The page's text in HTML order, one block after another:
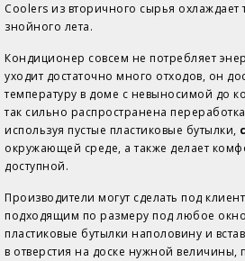
Coolers из вторичного сырья
знойного лета.
Кондиционер совсем не потребляет
уходит достаточно много отходов, он
температуру в доме с невыносимой до
так сильно распространена
используя пустые пластиковые бутылки,
окружающей среде, а также делает
доступной.
Производители могут сделать под
подходящим по размеру под любое
пластиковые бутылки наполовину и
в отверстия на доске нужной